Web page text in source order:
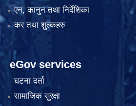
एन, कानुन तथा निर्देशिका
कर तथा शुल्कहरु
eGov services
घटना दर्ता
सामाजिक सुरक्षा